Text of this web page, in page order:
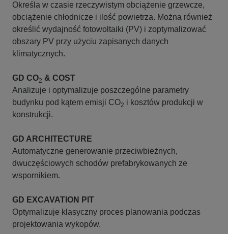
Określa w czasie rzeczywistym obciążenie grzewcze,
obciążenie chłodnicze i ilość powietrza. Można również
określić wydajność fotowoltaiki (PV) i zoptymalizować
obszary PV przy użyciu zapisanych danych
klimatycznych.
GD CO2 & COST
Analizuje i optymalizuje poszczególne parametry
budynku pod kątem emisji CO2 i kosztów produkcji w
konstrukcji.
GD ARCHITECTURE
Automatyczne generowanie przeciwbieżnych,
dwuczęściowych schodów prefabrykowanych ze
wspornikiem.
GD EXCAVATION PIT
Optymalizuje klasyczny proces planowania podczas
projektowania wykopów.